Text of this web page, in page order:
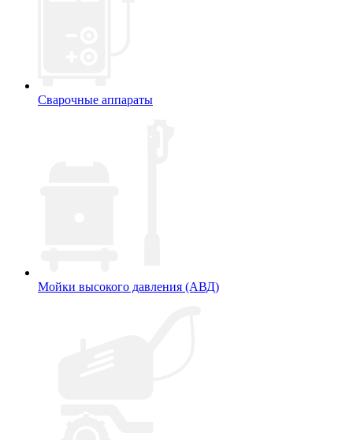
Сварочные аппараты
Мойки высокого давления (АВД)